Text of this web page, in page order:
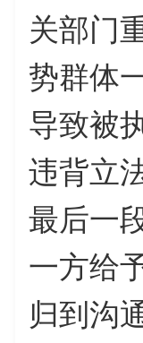
关部门
势群体
导致被
违背立
最后一
一方给
归到沟